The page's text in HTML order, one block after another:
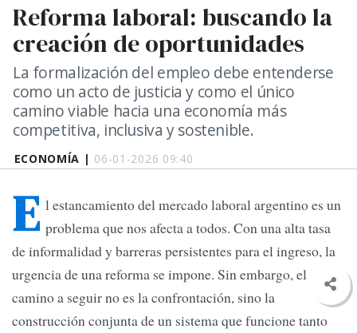
ECONOMÍA | 06-01-2026 09:40
Reforma laboral: buscando la
creación de oportunidades
La formalización del empleo debe entenderse
como un acto de justicia y como el único
camino viable hacia una economía más
competitiva, inclusiva y sostenible.
E l estancamiento del mercado laboral argentino es un
problema que nos afecta a todos. Con una alta tasa
de informalidad y barreras persistentes para el ingreso, la
urgencia de una reforma se impone. Sin embargo, el
camino a seguir no es la confrontación, sino la
construcción conjunta de un sistema que funcione tanto